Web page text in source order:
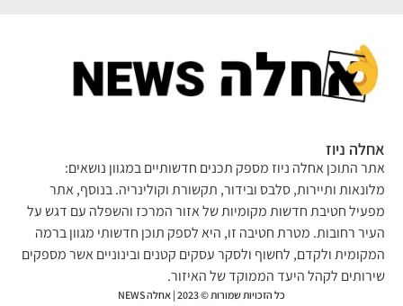
אחלה ניוז
אתר התוכן אחלה ניוז מספק תכנים חדשותיים במגוון נושאים:
מלונאות ותיירות, סלבס ובידור, תקשורת וקולינריה. בנוסף, אתר
מפעיל חטיבת חדשות מקומיות של אזור המרכז והשפלה עם דגש על
העיר רחובות. מטרת חטיבה זו, היא לספק תוכן חדשותי מגוון ברמה
המקומית ולקדם, לחשוף ולסקר עסקים קטנים ובינוניים אשר מספקים
שירותים לקהל היעד הממוקד של האיזור.
כל הזכויות שמורות © 2023 | אחלה NEWS